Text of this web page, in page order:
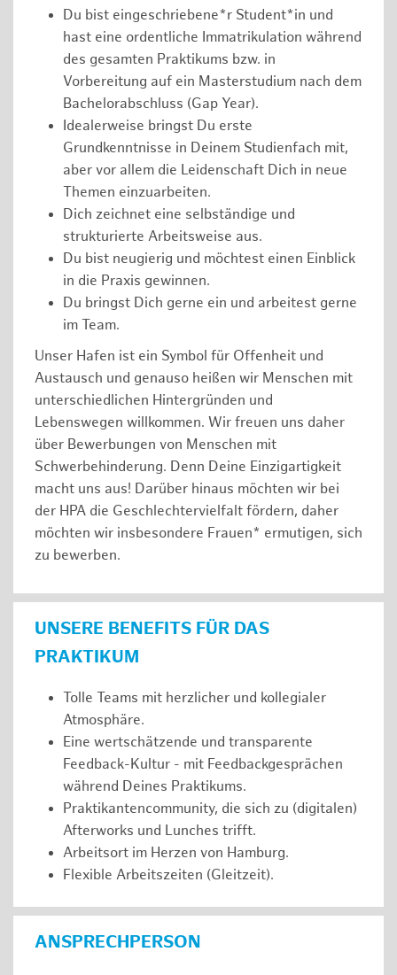
Du bist eingeschriebene*r Student*in und
hast eine ordentliche Immatrikulation während
des gesamten Praktikums bzw. in
Vorbereitung auf ein Masterstudium nach dem
Bachelorabschluss (Gap Year).
Idealerweise bringst Du erste
Grundkenntnisse in Deinem Studienfach mit,
aber vor allem die Leidenschaft Dich in neue
Themen einzuarbeiten.
Dich zeichnet eine selbständige und
strukturierte Arbeitsweise aus.
Du bist neugierig und möchtest einen Einblick
in die Praxis gewinnen.
Du bringst Dich gerne ein und arbeitest gerne
im Team.
Unser Hafen ist ein Symbol für Offenheit und
Austausch und genauso heißen wir Menschen mit
unterschiedlichen Hintergründen und
Lebenswegen willkommen. Wir freuen uns daher
über Bewerbungen von Menschen mit
Schwerbehinderung. Denn Deine Einzigartigkeit
macht uns aus! Darüber hinaus möchten wir bei
der HPA die Geschlechtervielfalt fördern, daher
möchten wir insbesondere Frauen* ermutigen, sich
zu bewerben.
UNSERE BENEFITS FÜR DAS
PRAKTIKUM
Tolle Teams mit herzlicher und kollegialer
Atmosphäre.
Eine wertschätzende und transparente
Feedback-Kultur - mit Feedbackgesprächen
während Deines Praktikums.
Praktikantencommunity, die sich zu (digitalen)
Afterworks und Lunches trifft.
Arbeitsort im Herzen von Hamburg.
Flexible Arbeitszeiten (Gleitzeit).
ANSPRECHPERSON